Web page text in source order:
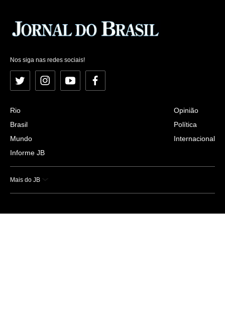
Nos siga nas redes sociais!
Twitter InstagramYouTubeFacebook
Rio
Brasil
Mundo
Informe JB
Opinião
Política
Internacional
Mais do JB
Esportes